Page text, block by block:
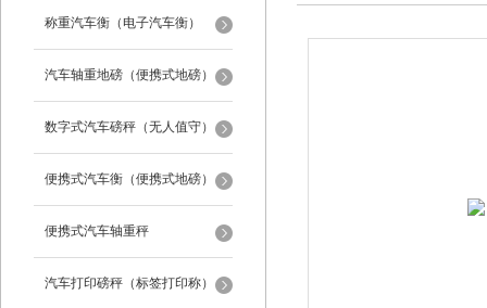
秤称重汽车衡（电子汽车衡）
汽车轴重地磅（便携式地磅）
数字式汽车磅秤（无人值守）
便携式汽车衡（便携式地磅）
便携式汽车轴重秤
汽车打印磅秤（标签打印称）